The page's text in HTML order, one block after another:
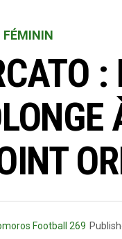
FÉMININ
Football 269